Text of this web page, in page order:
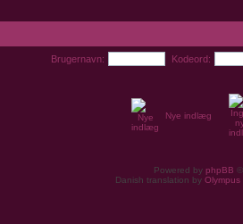
Brugernavn: Kodeord:
Nye indlæg
Powered by phpBB
Danish translation by Olympus